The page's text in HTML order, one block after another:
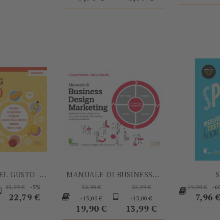
GUSTO -...
Prezzo
base
23,99 € -5%
22,79 €
MANUALE DI BUSINESS...
Prezzo
base
32,90 €
-13,00 €
Prezzo
19,90 €
Prezzo
base
22,99 €
-13,00 €
Prezzo
13,99 €
Prezzo
base
19,90 € -
Prezzo
7,96 €